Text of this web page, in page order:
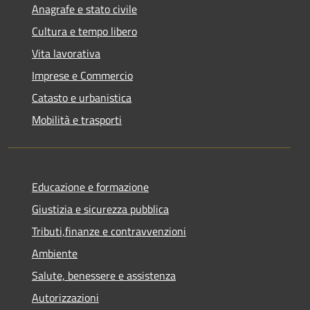
Anagrafe e stato civile
Cultura e tempo libero
Vita lavorativa
Imprese e Commercio
Catasto e urbanistica
Mobilità e trasporti
Educazione e formazione
Giustizia e sicurezza pubblica
Tributi,finanze e contravvenzioni
Ambiente
Salute, benessere e assistenza
Autorizzazioni